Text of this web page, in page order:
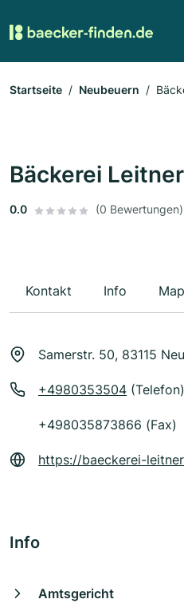
Startseite Neubeuern
Bäckerei
0.0 (0 Bewertungen)
Kontakt Info Map
Samerstr. 50, 83115
+4980353504 (Telefon)
+498035873866 (Fax)
https://baeckerei-
Info
Amtsgericht